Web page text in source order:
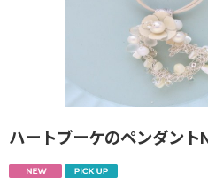
ハートブーケのペンダント